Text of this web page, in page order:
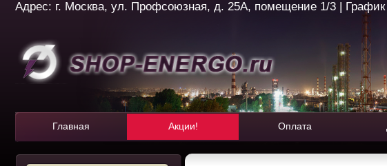
Адрес: г. Москва, ул. Профсоюзная, д. 25А, помещение 1/3 |
Главная Акции! Оплата